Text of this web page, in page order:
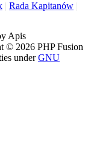
| Rada Kapitanów |
Apis
© 2026 PHP Fusion
underGNU